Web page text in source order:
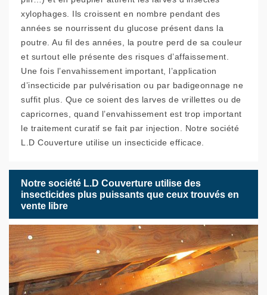
xylophages. Ils croissent en nombre pendant des
années se nourrissent du glucose présent dans la
poutre. Au fil des années, la poutre perd de sa couleur
et surtout elle présente des risques d’affaissement.
Une fois l’envahissement important, l’application
d’insecticide par pulvérisation ou par badigeonnage ne
suffit plus. Que ce soient des larves de vrillettes ou de
capricornes, quand l’envahissement est trop important
le traitement curatif se fait par injection. Notre société
L.D Couverture utilise un insecticide efficace.
Notre société L.D Couverture utilise des
insecticides plus puissants que ceux trouvés en
vente libre